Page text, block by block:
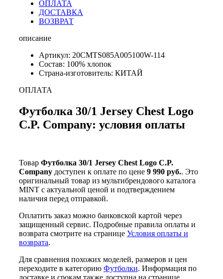
ОПЛАТА
ДОСТАВКА
ВОЗВРАТ
описание
Артикул: 20CMTS085A005100W-114
Состав: 100% хлопок
Страна-изготовитель: КИТАЙ
ОПЛАТА
Футболка 30/1 Jersey Chest Logo
C.P. Company: условия оплаты
Товар Футболка 30/1 Jersey Chest Logo C.P.
Company доступен к оплате по цене 9 990 руб.. Это
оригинальный товар из мультибрендового каталога
MINT с актуальной ценой и подтверждением
наличия перед отправкой.
Оплатить заказ можно банковской картой через
защищенный сервис. Подробные правила оплаты и
возврата смотрите на странице Условия оплаты и
возврата.
Для сравнения похожих моделей, размеров и цен
переходите в категорию Футболки. Информация по